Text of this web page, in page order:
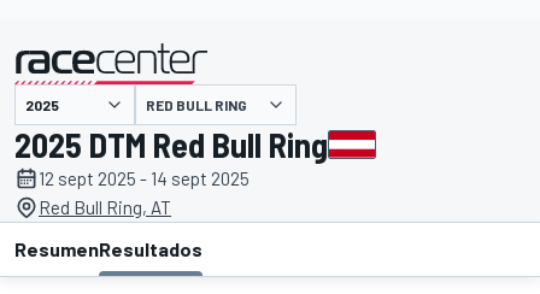
presentado por RED BULL RING
2025 DTM Red Bull Ring
12 sept 2025 - 14 sept 2025
Red Bull Ring, AT
ResumenResultados